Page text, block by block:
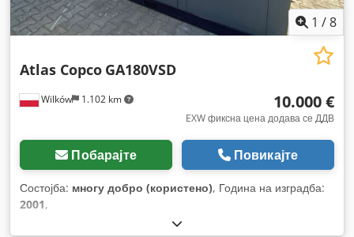
1 /8
Wilków 1.102 km
Atlas Copco GA180VSD
10.000 €
EXW фиксна цена додава се ДДВ
Побарајте Повикајте
Состојба: многу добро (користено), Година на изградба:
2001,